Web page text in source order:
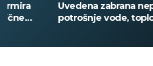
Uvedena zabrana nepotrebne
potrošnje vode, toplotni talas se